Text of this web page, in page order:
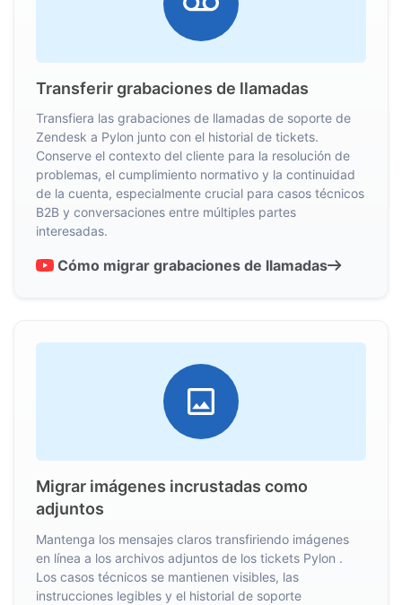
Transferir grabaciones de llamadas
Transfiera las grabaciones de llamadas de soporte de
Zendesk a Pylon junto con el historial de tickets.
Conserve el contexto del cliente para la resolución de
problemas, el cumplimiento normativo y la continuidad
de la cuenta, especialmente crucial para casos técnicos
B2B y conversaciones entre múltiples partes
interesadas.
Cómo migrar grabaciones de llamadas
Migrar imágenes incrustadas como
adjuntos
Mantenga los mensajes claros transfiriendo imágenes
en línea a los archivos adjuntos de los tickets Pylon .
Los casos técnicos se mantienen visibles, las
instrucciones legibles y el historial de soporte